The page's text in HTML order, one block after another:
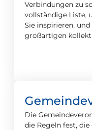
Verbindungen zu
vollständige Liste,
Sie inspirieren, und
großartigen
Die
die Regeln fest,